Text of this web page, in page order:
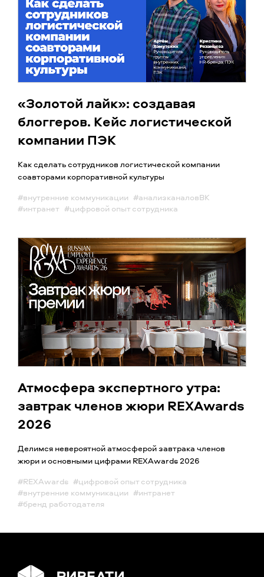
«Золотой лайк»: создавая
блоггеров. Кейс логистической
компании ПЭК
Как сделать сотрудников логистической компании
соавторами корпоративной культуры
#внутренние коммуникации #анализканаловВК
#интранет #цифровой опыт сотрудника
Атмосфера экспертного утра:
завтрак членов жюри REXAwards
2026
Делимся невероятной атмосферой завтрака членов
жюри и основными цифрами REXAwards 2026
#REXAwards #цифровой опыт сотрудника
#внутренние коммуникации #интранет
#бренд работодателя